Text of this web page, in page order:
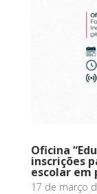
Oficina
inscrições
escolar em
17 de março